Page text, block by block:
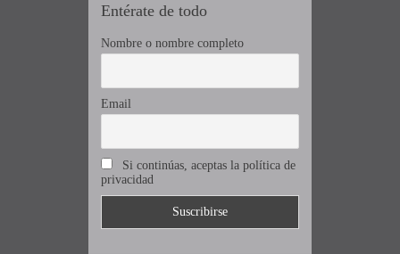
Entérate de todo
Nombre o nombre completo
Email
Si continúas, aceptas la política de
privacidad